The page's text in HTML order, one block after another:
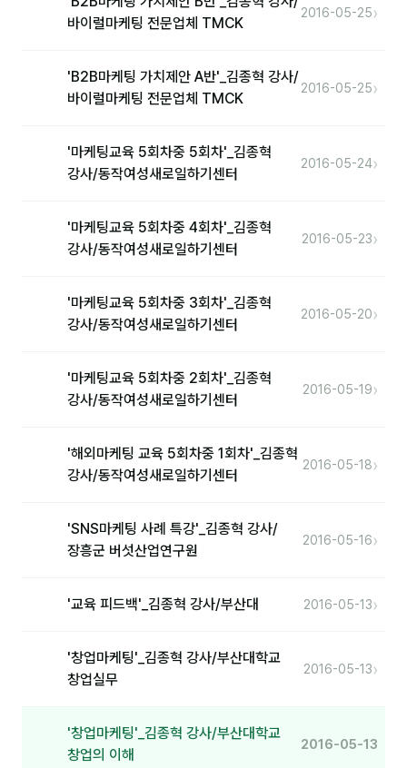
담당자·교육생 피드백
온라인강의 수강 후기
미팅·보고
재무·계약
트렌드 리포트
바이럴마케팅 전문업체 TMCK
2016-05-25›
'B2B마케팅 가치제안 A반'_김종혁 강사/
바이럴마케팅 전문업체 TMCK
2016-05-25›
'마케팅교육 5회차중 5회차'_김종혁
강사/동작여성새로일하기센터
2016-05-24›
'마케팅교육 5회차중 4회차'_김종혁
강사/동작여성새로일하기센터
2016-05-23›
'마케팅교육 5회차중 3회차'_김종혁
강사/동작여성새로일하기센터
2016-05-20›
'마케팅교육 5회차중 2회차'_김종혁
강사/동작여성새로일하기센터
2016-05-19›
'해외마케팅 교육 5회차중 1회차'_김종혁
강사/동작여성새로일하기센터
2016-05-18›
'SNS마케팅 사례 특강'_김종혁 강사/
장흥군 버섯산업연구원
2016-05-16›
'교육 피드백'_김종혁 강사/부산대 2016-05-13›
'창업마케팅'_김종혁 강사/부산대학교
창업실무
2016-05-13›
'창업마케팅'_김종혁 강사/부산대학교
창업의 이해
2016-05-13